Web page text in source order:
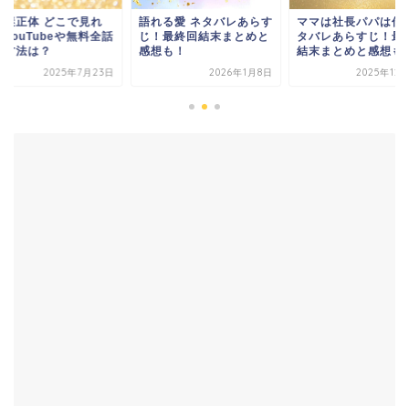
る愛 ネタバレあらす
最終回結末まとめと
も！
2026年1月8日
ママは社長パパは伝説 ネ
タバレあらすじ！最終回
結末まとめと感想も！
2025年12月17日
妻の謎正体 どこで見
る？YouTubeや無料
視聴方法は？
2025年7